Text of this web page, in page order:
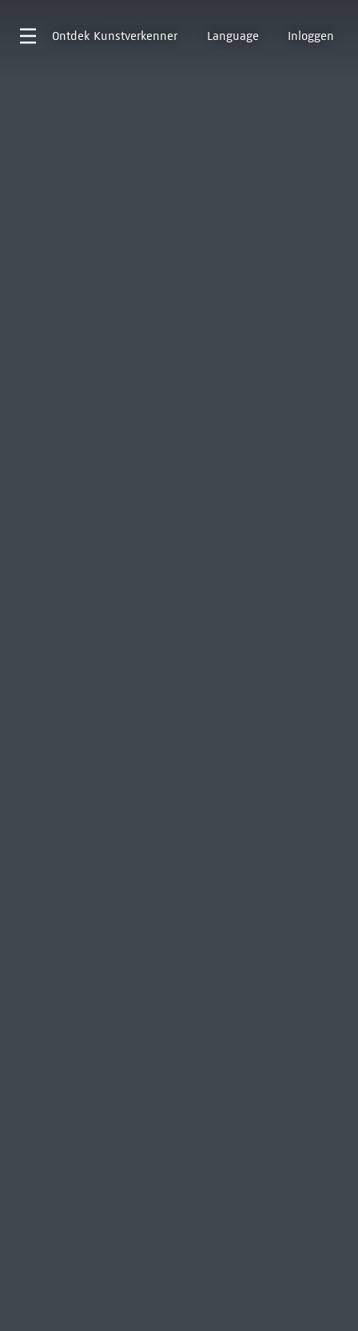
Ontdek Kunstverkenner Language Inloggen